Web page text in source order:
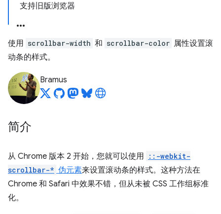
支持旧版浏览器
使用 scrollbar-width 和 scrollbar-color 属性设置滚
动条的样式。
Bramus
简介
从 Chrome 版本 2 开始，您就可以使用
::-webkit-
scrollbar-* 伪元素来设置滚动条的样式。这种方法在
Chrome 和 Safari 中效果不错，但从未被 CSS 工作组标准
化。